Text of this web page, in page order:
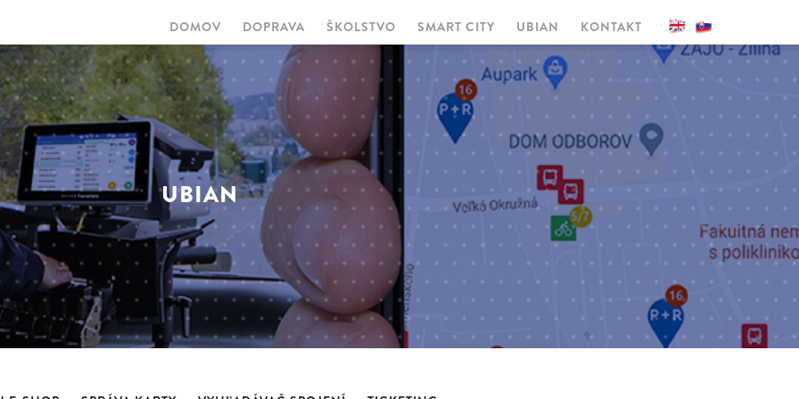
MAIN
NAVIGATION
DOMOV DOPRAVA ŠKOLSTVO SMART CITY UBIAN KONTAKT
UBIAN